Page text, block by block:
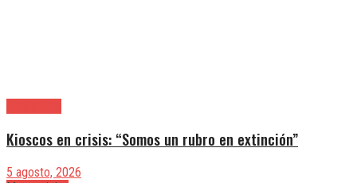
Kioscos en crisis: “Somos un rubro en extinción”
5 agosto, 2026